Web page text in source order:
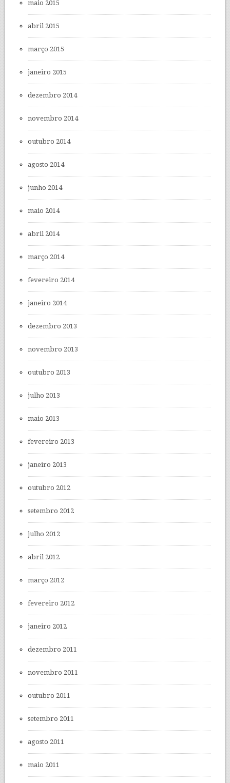
maio 2015
abril 2015
março 2015
janeiro 2015
dezembro 2014
novembro 2014
outubro 2014
agosto 2014
junho 2014
maio 2014
abril 2014
março 2014
fevereiro 2014
janeiro 2014
dezembro 2013
novembro 2013
outubro 2013
julho 2013
maio 2013
fevereiro 2013
janeiro 2013
outubro 2012
setembro 2012
julho 2012
abril 2012
março 2012
fevereiro 2012
janeiro 2012
dezembro 2011
novembro 2011
outubro 2011
setembro 2011
agosto 2011
maio 2011